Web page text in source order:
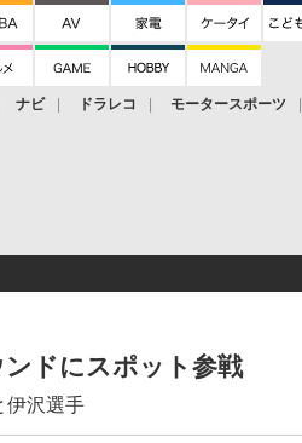
ナビ ドラレコ モータースポーツ
ドにスポット参戦
伊沢選手